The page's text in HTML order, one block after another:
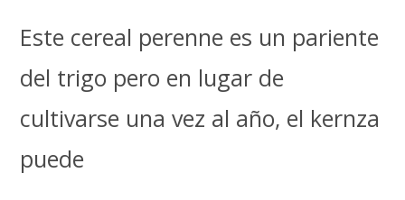
Este cereal perenne es un pariente
del trigo pero en lugar de
cultivarse una vez al año, el kernza
puede